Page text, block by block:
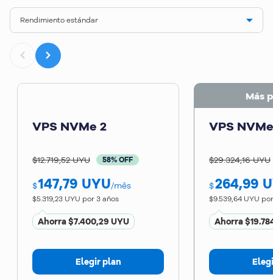
Rendimiento estándar
VPS NVMe 2
$12.719,52 UYU 58% OFF
$147,79 UYU/mês
$5.319,23 UYU por 3 años
Ahorra$7.400,29 UYU
Elegir plan
Más
VPS
$29.324,16 UYU
$264,99
$9.539,64 UYU
Ahorra